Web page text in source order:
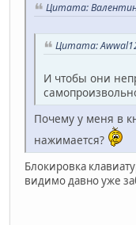
Цитата:
Цитата:
И чтобы они
Почему у меня в
нажимается?
Блокировка
видимо давно уже